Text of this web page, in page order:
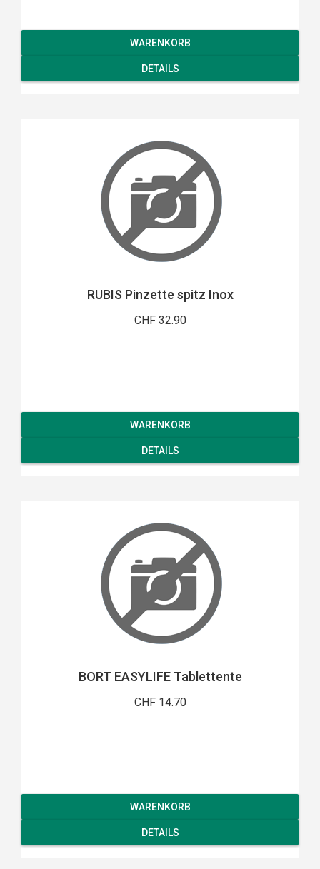
WARENKORB
DETAILS
RUBIS Pinzette spitz Inox
CHF 32.90
WARENKORB
DETAILS
BORT EASYLIFE Tablettente
CHF 14.70
WARENKORB
DETAILS